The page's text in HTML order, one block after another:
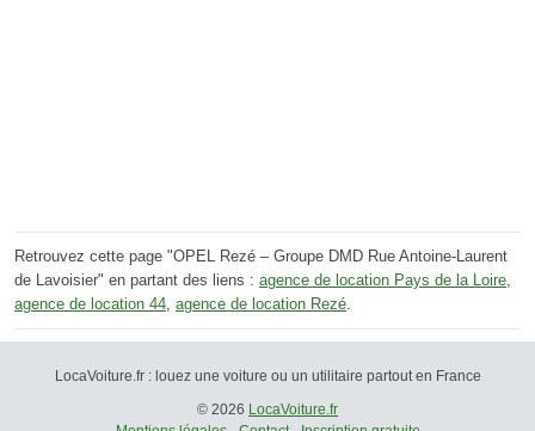
Retrouvez cette page "OPEL Rezé – Groupe DMD Rue Antoine-Laurent
de Lavoisier" en partant des liens : agence de location Pays de la Loire,
agence de location 44, agence de location Rezé.
LocaVoiture.fr : louez une voiture ou un utilitaire partout en France
© 2026 LocaVoiture.fr